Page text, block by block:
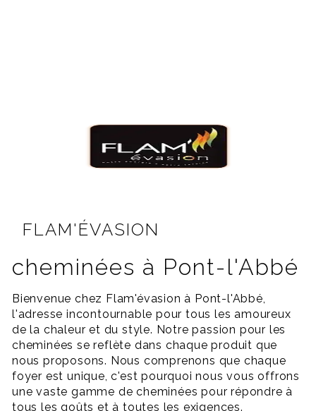
FLAM'ÉVASION
cheminées à Pont-l'Abbé
Bienvenue chez Flam'évasion à Pont-l'Abbé,
l'adresse incontournable pour tous les amoureux
de la chaleur et du style. Notre passion pour les
cheminées se reflète dans chaque produit que
nous proposons. Nous comprenons que chaque
foyer est unique, c'est pourquoi nous vous offrons
une vaste gamme de cheminées pour répondre à
tous les goûts et à toutes les exigences.